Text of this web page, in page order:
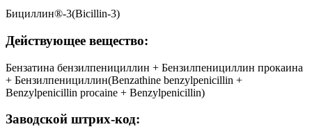
Бициллин®-3(Bicillin-3)
Действующее вещество:
Бензатина бензилпенициллин + Бензилпенициллин прокаина
+ Бензилпенициллин(Benzathine benzylpenicillin +
Benzylpenicillin procaine + Benzylpenicillin)
Заводской штрих-код: